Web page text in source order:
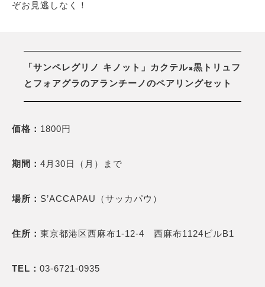
ぞお見逃しなく！
「サンペレグリノ キノット」カクテル×黒トリュフ
とフォアグラのアランチーノのペアリングセット
価格： 1800円
期間： 4月30日（月）まで
場所： S’ACCAPAU（サッカパウ）
住所： 東京都港区西麻布1-12-4 西麻布1124ビルB1
TEL： 03-6721-0935